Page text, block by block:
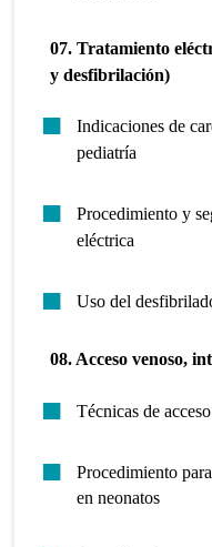
07. Tratamiento
y desfibrilación)
Indicaciones de
pediatría
Procedimiento y
eléctrica
Uso del
08. Acceso venoso,
Técnicas de
Procedimiento
en neonatos